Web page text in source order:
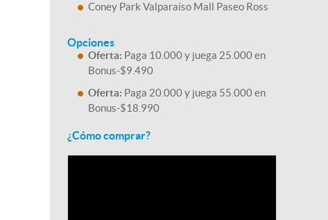
Coney Park Valparaíso Mall Paseo Ross
Opciones
Oferta: Paga 10.000 y juega 25.000 en
Bonus-$9.490
Oferta: Paga 20.000 y juega 55.000 en
Bonus-$18.990
¿Cómo comprar?